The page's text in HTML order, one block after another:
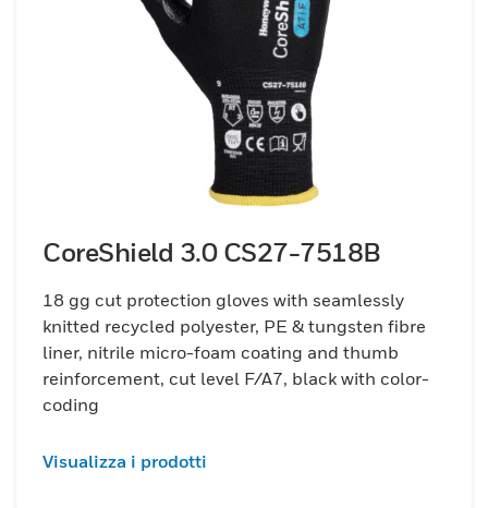
CoreShield 3.0 CS27-7518B
18 gg cut protection gloves with seamlessly
knitted recycled polyester, PE & tungsten fibre
liner, nitrile micro-foam coating and thumb
reinforcement, cut level F/A7, black with color-
coding
Visualizza i prodotti